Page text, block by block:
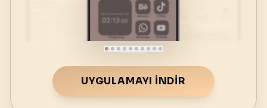
UYGULAMAYI İNDIR